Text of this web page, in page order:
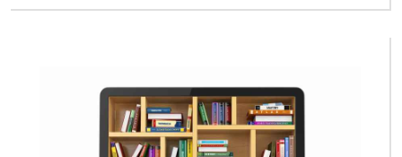
權讓與：指著作財產權的全部或部分轉讓給他人 著作財產
產權全部讓與」 「著作財產權完全移轉」 「以一次性給付
對價取得著作財產權之全部讓與」 實務上的差異 在實務
上，當合約要表達一方以一次性付費取得另一方所創作著
作的完整控制權時，會使用「著作財產權讓與」並明確說